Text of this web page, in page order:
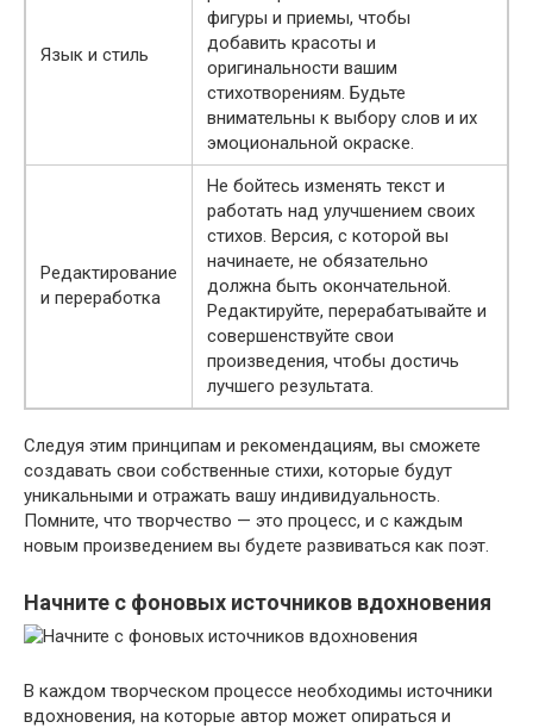
Язык и стиль
фигуры и приемы, чтобы
добавить красоты и
оригинальности вашим
стихотворениям. Будьте
внимательны к выбору слов и их
эмоциональной окраске.
Редактирование
и переработка
Не бойтесь изменять текст и
работать над улучшением своих
стихов. Версия, с которой вы
начинаете, не обязательно
должна быть окончательной.
Редактируйте, перерабатывайте и
совершенствуйте свои
произведения, чтобы достичь
лучшего результата.
Следуя этим принципам и рекомендациям, вы сможете
создавать свои собственные стихи, которые будут
уникальными и отражать вашу индивидуальность.
Помните, что творчество — это процесс, и с каждым
новым произведением вы будете развиваться как поэт.
Начните с фоновых источников вдохновения
В каждом творческом процессе необходимы источники
вдохновения, на которые автор может опираться и